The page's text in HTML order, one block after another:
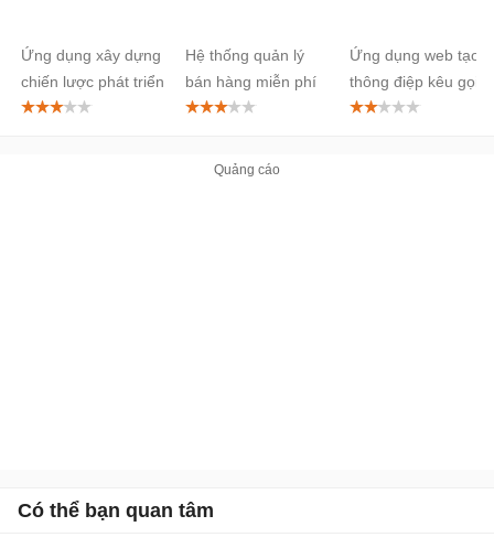
Ứng dụng xây dựng
chiến lược phát triển
sản phẩm
Hệ thống quản lý
bán hàng miễn phí
Ứng dụng web tạo
thông điệp kêu gọi
hành động
Có thể bạn quan tâm